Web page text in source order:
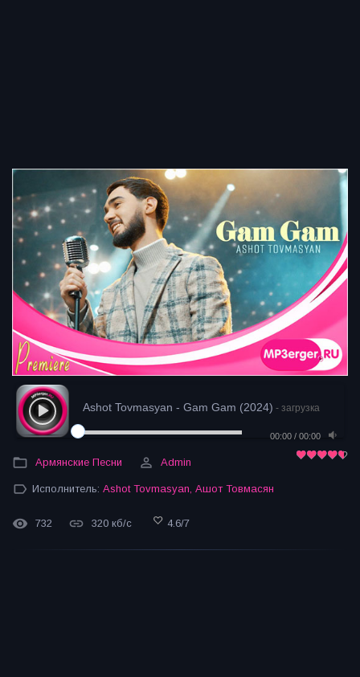
Ashot Tovmasyan - Gam Gam (2024) - загрузка
00:00 / 00:00
Армянские Песни Admin
Исполнитель: Ashot Tovmasyan Ашот Товмасян
732 320 кб/с 4.6/7